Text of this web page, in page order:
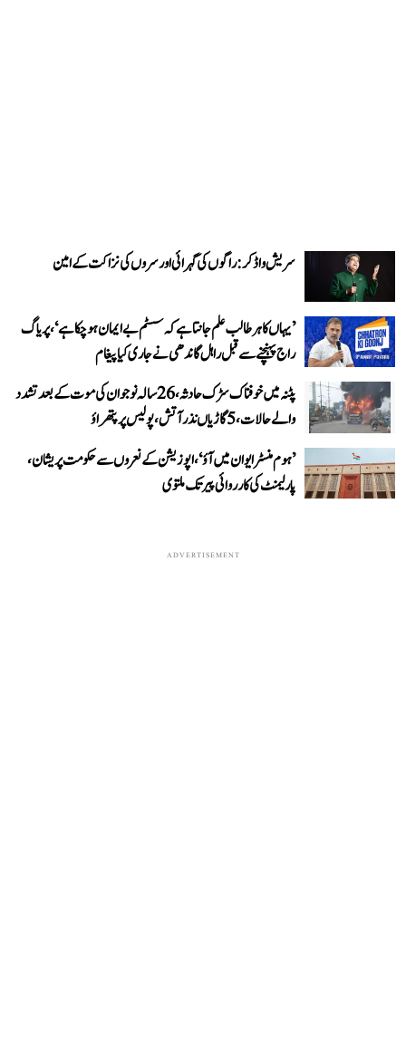
سریش واڈکر: راگوں کی گہرائی اور سروں کی نزاکت کے امین
’یہاں کا ہر طالب علم جانتا ہے کہ سسٹم بے ایمان ہو چکا ہے‘، پریاگ
راج پہنچنے سے قبل راہل گاندھی نے جاری کیا پیغام
پٹنہ میں خوفناک سڑک حادثہ، 26 سالہ نوجوان کی موت کے بعد تشدد
والے حالات، 5 گاڑیاں نذر آتش، پولیس پر پتھراؤ
’ہوم منسٹر ایوان میں آؤ‘، اپوزیشن کے نعروں سے حکومت پریشان،
پارلیمنٹ کی کارروائی پیر تک ملتوی
ADVERTISEMENT